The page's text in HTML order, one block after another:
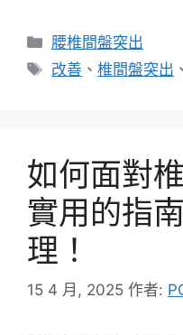
分
類
腰椎間盤突出
標
改善 、椎間盤突出 、
如何面對
實用的指
理！
15 4 月, 2025 作者: